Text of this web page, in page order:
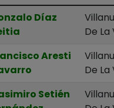
Díaz
De La
Aresti
De La
Setién